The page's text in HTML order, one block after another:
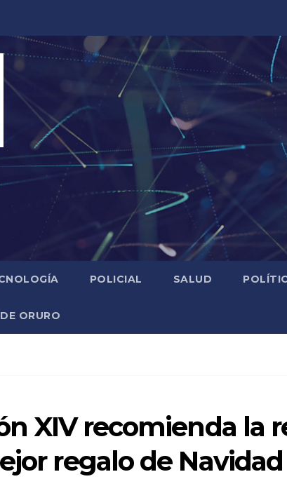
POLICIAL SALUD
ORURO
XIV recomienda la
regalo de Navidad